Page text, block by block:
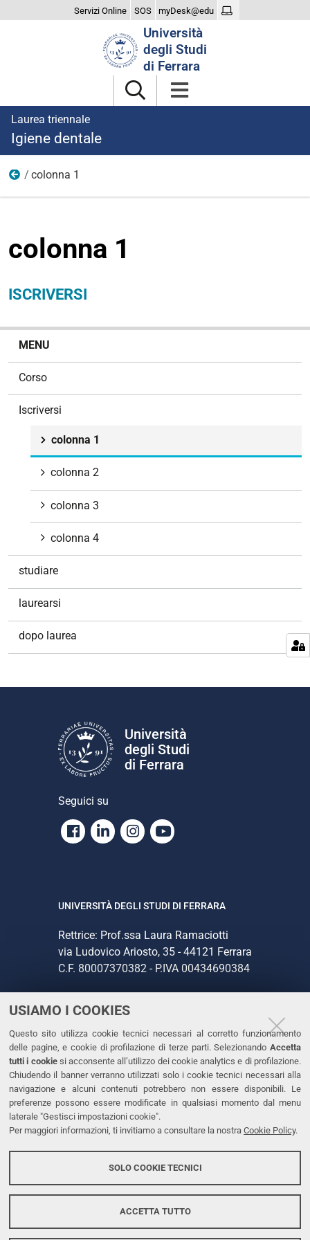
USIAMO I COOKIES
Questo sito utilizza cookie tecnici necessari al corretto funzionamento
delle pagine, e cookie di profilazione di terze parti. Selezionando Accetta
tutti i cookiesi acconsente all’utilizzo dei cookie analytics e di profilazione.
Chiudendo il banner verranno utilizzati solo i cookie tecnici necessari alla
navigazione e alcuni contenuti potrebbero non essere disponibili. Le
preferenze possono essere modificate in qualsiasi momento dal menu
laterale "Gestisci impostazioni cookie".
Per maggiori informazioni, ti invitiamo a consultare la nostra Cookie Policy.
SOLO COOKIE TECNICI
ACCETTA TUTTO
Servizi Online SOS myDesk@edu
Università
degli Studi
di Ferrara
Laurea triennale
Igiene dentale
Iscriversi
colonna 1
colonna 1
ISCRIVERSI
MENU
Corso
Iscriversi
colonna 1
colonna 2
colonna 3
colonna 4
studiare
laurearsi
dopo laurea
Università
degli Studi
di Ferrara
Seguici su
Facebook
LinkedinInstagram
Youtube
UNIVERSITÀ DEGLI STUDI DI FERRARA
Rettrice: Prof.ssa Laura Ramaciotti
via Ludovico Ariosto, 35 - 44121 Ferrara
C.F. 80007370382 - P.IVA 00434690384
CONTATTI
Tel. +39 0532 293111
Fax. +39 0532 293031
PEC
LINKS
Dichiarazione di accessibilità
Protezione dati personali